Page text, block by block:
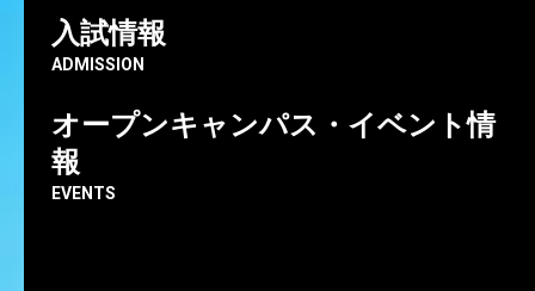
入試情報
ADMISSION
オープンキャンパス・イベント情
報
EVENTS
告・財務状況のほか、宣言・ガイドラインや学則・規程
など、大学の適切な運営・管理に関する情報公開を掲載